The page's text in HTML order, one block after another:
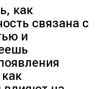
смесь
воздуха.
$p =
как
связана с
и